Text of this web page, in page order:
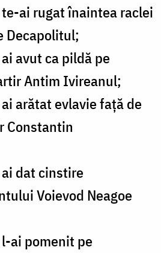
ai rugat înaintea raclei
Decapolitul;
avut ca pildă pe
Antim Ivireanul;
arătat evlavie față de
Constantin
dat cinstire
Voievod Neagoe
ai pomenit pe